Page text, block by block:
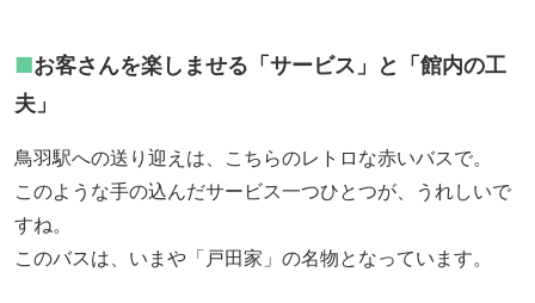
■お客さんを楽しませる「サービス」と「館内の工
夫」
鳥羽駅への送り迎えは、こちらのレトロな赤いバスで。
このような手の込んだサービス一つひとつが、うれしいで
すね。
このバスは、いまや「戸田家」の名物となっています。